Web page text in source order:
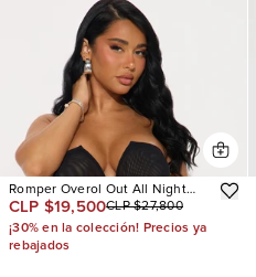
Romper Overol Out All Night
Mesh
CLP $19,500CLP $27,800
¡30% en la colección! Precios ya
rebajados